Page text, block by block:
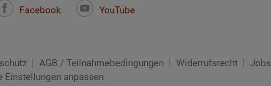
Facebook YouTube
AGB / Teilnahmebedingungen Widerrufsrecht
Jobs
Einstellungen anpassen